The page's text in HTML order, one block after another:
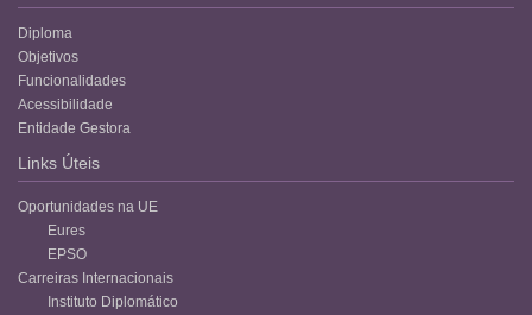
Diploma
Objetivos
Funcionalidades
Acessibilidade
Entidade Gestora
Links Úteis
Oportunidades na UE
Eures
EPSO
Carreiras Internacionais
Instituto Diplomático